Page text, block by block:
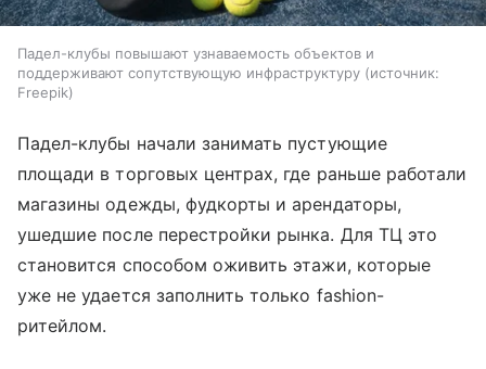
Падел-клубы повышают узнаваемость объектов и
поддерживают сопутствующую инфраструктуру
источник:
Freepik
Падел-клубы начали занимать пустующие
площади в торговых центрах, где раньше работали
магазины одежды, фудкорты и арендаторы,
ушедшие после перестройки рынка. Для ТЦ это
становится способом оживить этажи, которые
уже не удается заполнить только fashion-
ритейлом.